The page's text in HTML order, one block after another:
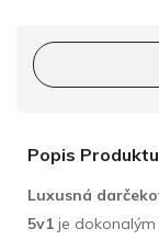
Popis Produktu
Luxusná
5v1 je